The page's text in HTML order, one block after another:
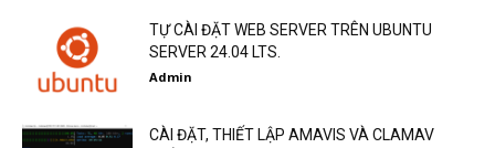
TỰ CÀI ĐẶT WEB SERVER TRÊN UBUNTU
SERVER 24.04 LTS.
Admin
CÀI ĐẶT, THIẾT LẬP AMAVIS VÀ CLAMAV